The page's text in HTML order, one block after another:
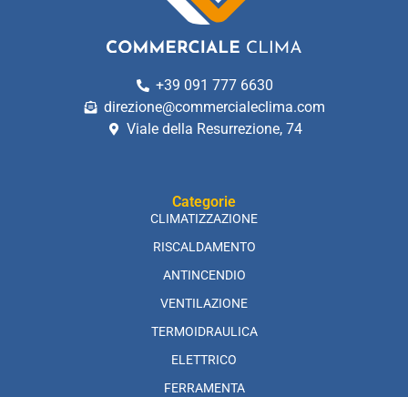
+39 091 777 6630
direzione@commercialeclima.com
Viale della Resurrezione, 74
Categorie
CLIMATIZZAZIONE
RISCALDAMENTO
ANTINCENDIO
VENTILAZIONE
TERMOIDRAULICA
ELETTRICO
FERRAMENTA